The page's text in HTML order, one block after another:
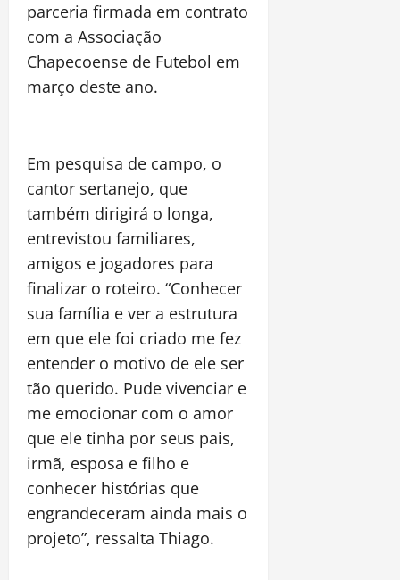
parceria firmada em contrato
com a Associação
Chapecoense de Futebol em
março deste ano.
Em pesquisa de campo, o
cantor sertanejo, que
também dirigirá o longa,
entrevistou familiares,
amigos e jogadores para
finalizar o roteiro. “Conhecer
sua família e ver a estrutura
em que ele foi criado me fez
entender o motivo de ele ser
tão querido. Pude vivenciar e
me emocionar com o amor
que ele tinha por seus pais,
irmã, esposa e filho e
conhecer histórias que
engrandeceram ainda mais o
projeto”, ressalta Thiago.